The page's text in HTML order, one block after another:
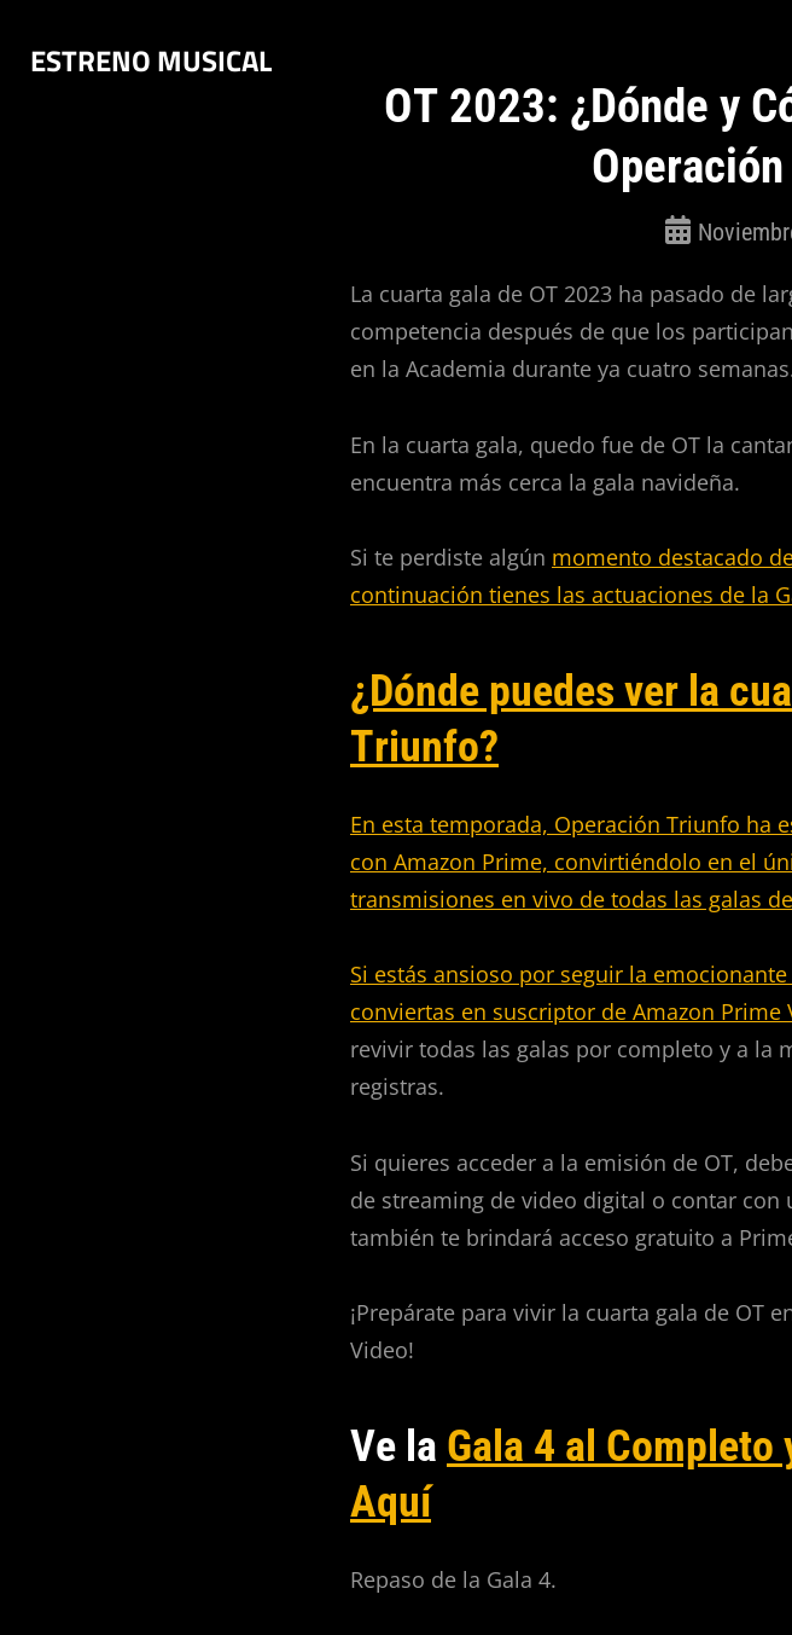
ESTRENO MUSICAL
OT 2023: ¿Dónde y
La cuarta gala de OT 2023 ha pasado de
competencia después de que los
en la Academia durante ya cuatro
En la cuarta gala, quedo fue de OT la
encuentra más cerca la gala navideña.
Si te perdiste algún momento destacado
continuación tienes las actuaciones de la
¿Dónde puedes ver la
Triunfo?
En esta temporada, Operación Triunfo ha
con Amazon Prime, convirtiéndolo en el
transmisiones en vivo de todas las galas
Si estás ansioso por seguir la
conviertas en suscriptor de Amazon Prime
revivir todas las galas por completo y a la
registras.
Si quieres acceder a la emisión de OT,
de streaming de video digital o contar con
también te brindará acceso gratuito a
¡Prepárate para vivir la cuarta gala de OT
Video!
Ve la Gala 4 al Completo
Aquí
Repaso de la Gala 4.